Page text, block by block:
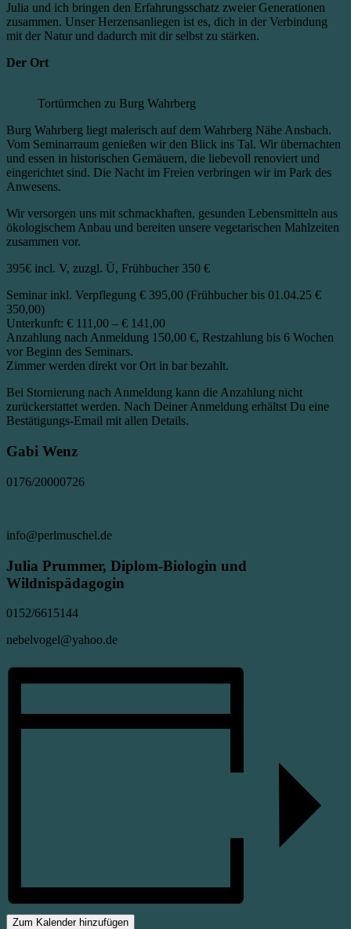
Julia und ich bringen den Erfahrungsschatz zweier Generationen
zusammen. Unser Herzensanliegen ist es, dich in der Verbindung
mit der Natur und dadurch mit dir selbst zu stärken.
Der Ort
Tortürmchen zu Burg Wahrberg
Burg Wahrberg liegt malerisch auf dem Wahrberg Nähe Ansbach.
Vom Seminarraum genießen wir den Blick ins Tal. Wir übernachten
und essen in historischen Gemäuern, die liebevoll renoviert und
eingerichtet sind. Die Nacht im Freien verbringen wir im Park des
Anwesens.
Wir versorgen uns mit schmackhaften, gesunden Lebensmitteln aus
ökologischem Anbau und bereiten unsere vegetarischen Mahlzeiten
zusammen vor.
395€ incl. V, zuzgl. Ü, Frühbucher 350 €
Seminar inkl. Verpflegung € 395,00 (Frühbucher bis 01.04.25 €
350,00)
Unterkunft: € 111,00 – € 141,00
Anzahlung nach Anmeldung 150,00 €, Restzahlung bis 6 Wochen
vor Beginn des Seminars.
Zimmer werden direkt vor Ort in bar bezahlt.
Bei Stornierung nach Anmeldung kann die Anzahlung nicht
zurückerstattet werden. Nach Deiner Anmeldung erhältst Du eine
Bestätigungs-Email mit allen Details.
Gabi Wenz
0176/20000726
info@perlmuschel.de
Julia Prummer, Diplom-Biologin und
Wildnispädagogin
0152/6615144
nebelvogel@yahoo.de
Zum Kalender hinzufügen